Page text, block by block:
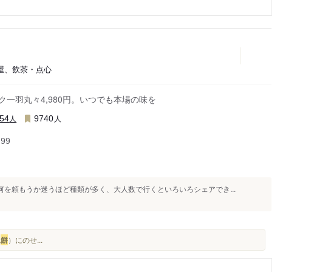
、飲茶・点心
一羽丸々4,980円。いつでも本場の味を
人 9740 人
を頼もうか迷うほど種類が多く、大人数で行くといろいろシェアでき...
餅）にのせ...